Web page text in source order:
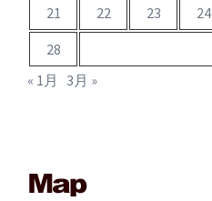
21
22 23 24
28
« 1月 3月 »